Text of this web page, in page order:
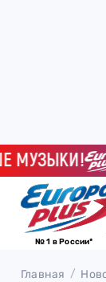
№ 1 в России*
Главная